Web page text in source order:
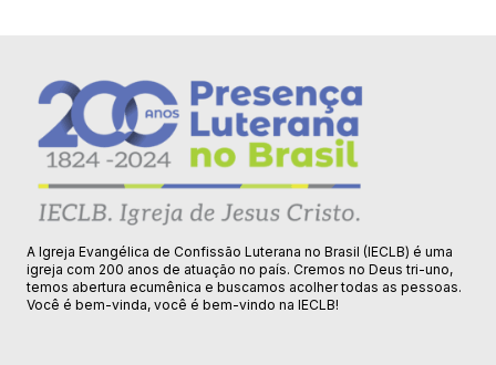
A Igreja Evangélica de Confissão Luterana no Brasil (IECLB) é uma
igreja com 200 anos de atuação no país. Cremos no Deus tri-uno,
temos abertura ecumênica e buscamos acolher todas as pessoas.
Você é bem-vinda, você é bem-vindo na IECLB!